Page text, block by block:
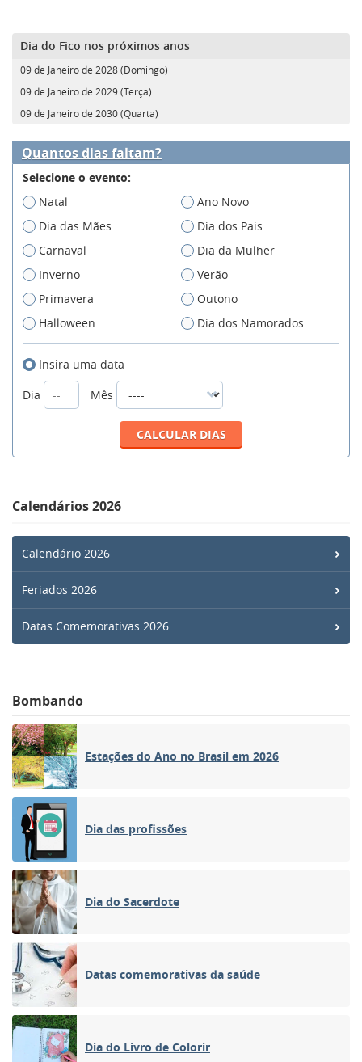
Dia do Fico nos próximos anos
09 de Janeiro de 2028 (Domingo)
09 de Janeiro de 2029 (Terça)
09 de Janeiro de 2030 (Quarta)
Quantos dias faltam?
Selecione o evento:
Natal
Ano Novo
Dia das Mães
Dia dos Pais
Carnaval
Dia da Mulher
Inverno
Verão
Primavera
Outono
Halloween
Dia dos Namorados
Insira uma data
Dia
Mês
Calendários 2026
Calendário 2026
Feriados 2026
Datas Comemorativas 2026
Bombando
Estações do Ano no Brasil em 2026
Dia das profissões
Dia do Sacerdote
Datas comemorativas da saúde
Dia do Livro de Colorir